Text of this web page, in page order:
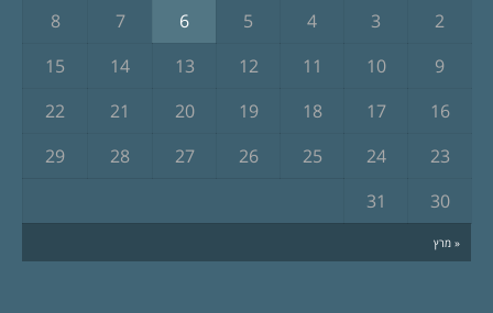
« מרץ
2
3
4
5
6
7
8
9
10
11
12
13
14
15
16
17
18
19
20
21
22
23
24
25
26
27
28
29
30
31